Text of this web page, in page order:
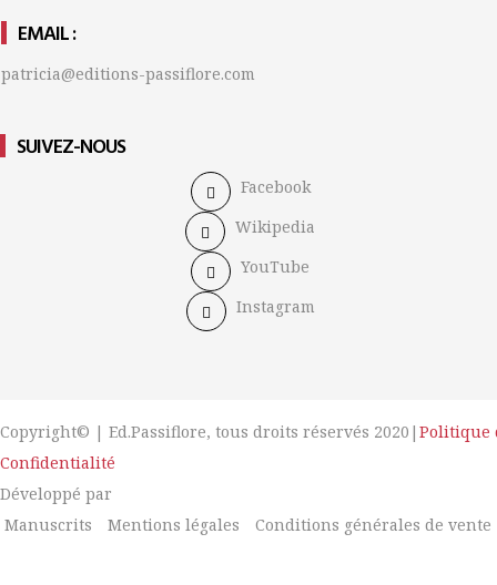
EMAIL :
patricia@editions-passiflore.com
SUIVEZ-NOUS
Facebook
Wikipedia
YouTube
Instagram
Copyright© | Ed.Passiflore, tous droits réservés 2020| Politique
Confidentialité
Développé par
Manuscrits
Mentions légales Conditions générales de vente